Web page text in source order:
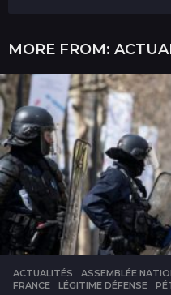
MORE FROM:
ACTUALITÉS ASSEMBLÉE
FRANCE
,LÉGITIME DÉFENSE ,